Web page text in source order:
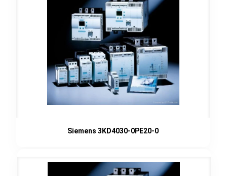
Siemens 3KD4030-0PE20-0